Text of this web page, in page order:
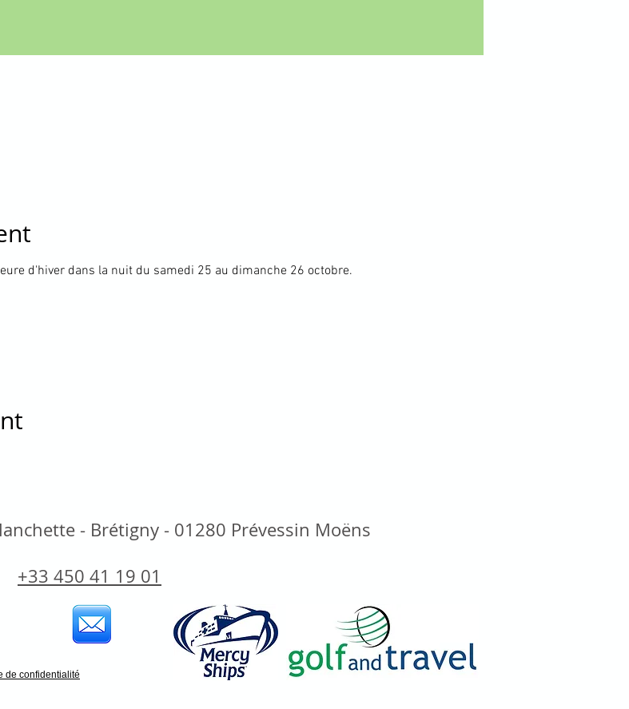
d'hiver dans la nuit du samedi 25 au dimanche 26 octobre.
- Brétigny - 01280 Prévessin Moëns
+33 450 41 19 01
de confidentialité